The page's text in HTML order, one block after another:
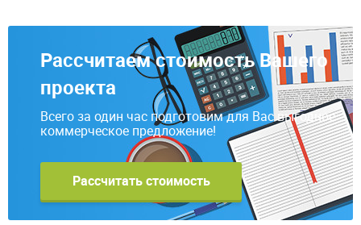
Рассчитаем стоимость Вашего
проекта
Всего за один час подготовим для Вас выгодное
коммерческое предложение!
Рассчитать стоимость